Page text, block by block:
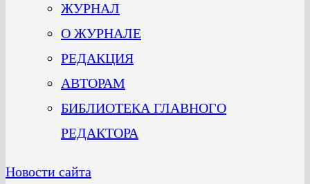
ЖУРНАЛ
О ЖУРНАЛЕ
РЕДАКЦИЯ
АВТОРАМ
БИБЛИОТЕКА ГЛАВНОГО
РЕДАКТОРА
Новости сайта